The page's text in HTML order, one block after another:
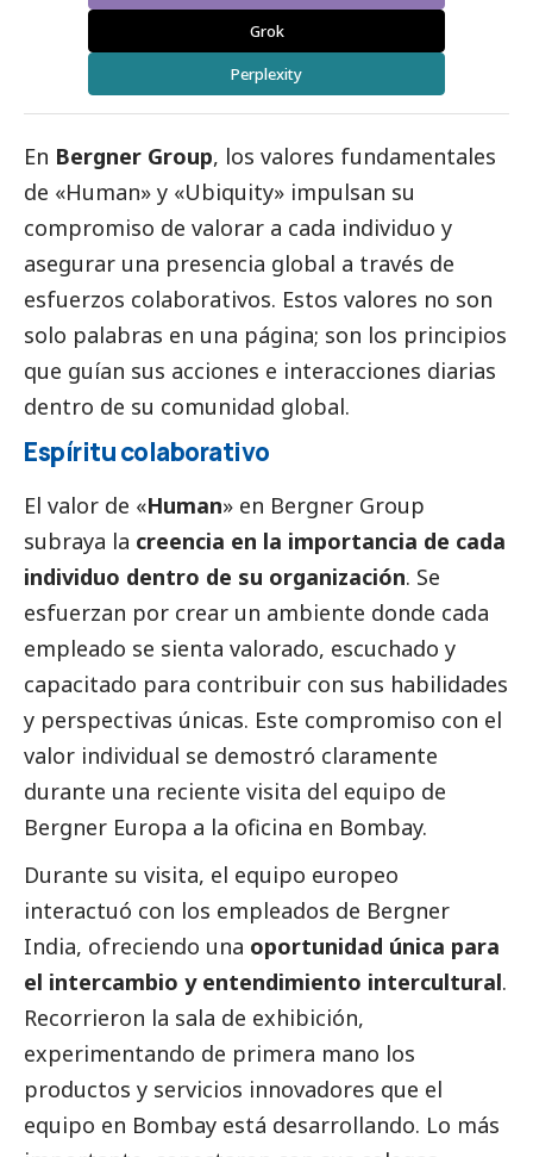
Grok
Perplexity
En Bergner Group, los valores fundamentales
de «Human» y «Ubiquity» impulsan su
compromiso de valorar a cada individuo y
asegurar una presencia global a través de
esfuerzos colaborativos. Estos valores no son
solo palabras en una página; son los principios
que guían sus acciones e interacciones diarias
dentro de su comunidad global.
Espíritu colaborativo
El valor de «Human» en Bergner Group
subraya la creencia en la importancia de cada
individuo dentro de su organización. Se
esfuerzan por crear un ambiente donde cada
empleado se sienta valorado, escuchado y
capacitado para contribuir con sus habilidades
y perspectivas únicas. Este compromiso con el
valor individual se demostró claramente
durante una reciente visita del equipo de
Bergner Europa a la oficina en Bombay.
Durante su visita, el equipo europeo
interactuó con los empleados de Bergner
India, ofreciendo una oportunidad única para
el intercambio y entendimiento intercultural.
Recorrieron la sala de exhibición,
experimentando de primera mano los
productos y servicios innovadores que el
equipo en Bombay está desarrollando. Lo más